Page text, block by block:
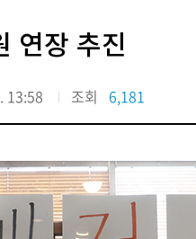
연장 추진
13:58 조회 6,181